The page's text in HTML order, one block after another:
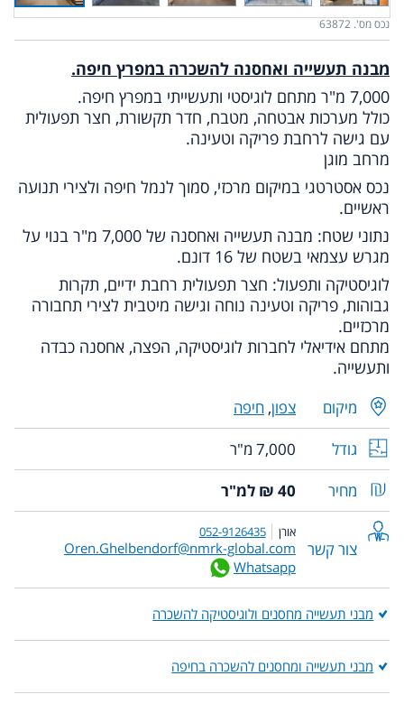
נכס מס'. 63872
מבנה תעשייה ואחסנה להשכרה במפרץ חיפה.
7,000 מ"ר מתחם לוגיסטי ותעשייתי במפרץ חיפה.
כולל מערכות אבטחה, מטבח, חדר תקשורת, חצר תפעולית
עם גישה לרחבת פריקה וטעינה.
מרחב מוגן
נכס אסטרטגי במיקום מרכזי, סמוך לנמל חיפה ולצירי תנועה
ראשיים.
נתוני שטח: מבנה תעשייה ואחסנה של 7,000 מ"ר בנוי על
מגרש עצמאי בשטח של 16 דונם.
לוגיסטיקה ותפעול: חצר תפעולית רחבת ידיים, תקרות
גבוהות, פריקה וטעינה נוחה וגישה מיטבית לצירי תחבורה
מרכזיים.
מתחם אידיאלי לחברות לוגיסטיקה, הפצה, אחסנה כבדה
ותעשייה.
מיקום צפון, חיפה
גודל
7,000 מ"ר
מחיר
40 ₪ למ"ר
צור קשר
אורן 052-9126435
Oren.Ghelbendorf@nmrk-global.com
Whatsapp
מבני תעשייה מחסנים ולוגיסטיקה להשכרה
מבני תעשייה ומחסנים להשכרה בחיפה